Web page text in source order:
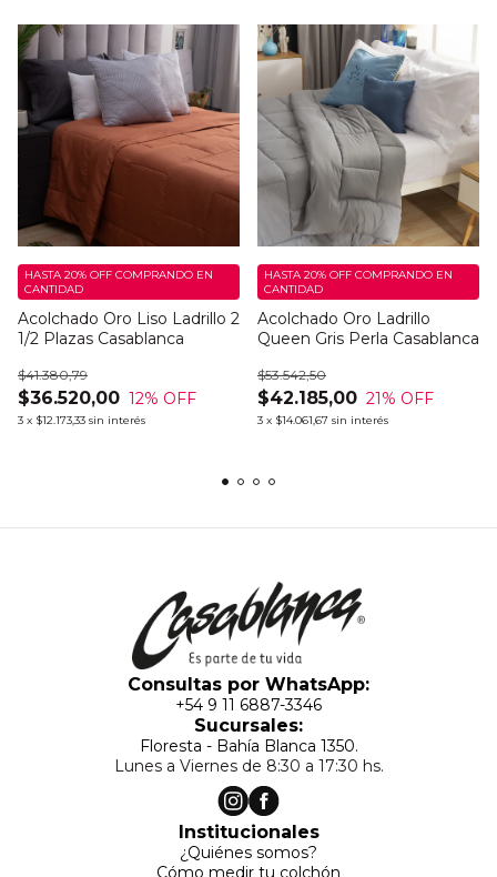
Acolchado Oro Liso Ladrillo 2
1/2 Plazas Casablanca
$36.520,00
$41.380,79
12% OFF
3 x $12.173,33 sin interés
HASTA 20% OFF COMPRANDO EN
CANTIDAD
Acolchado Oro Ladrillo
Queen Gris Perla Casablanca
$42.185,00
$53.542,50
21% OFF
3 x $14.061,67 sin interés
HASTA 20% OFF COMPRANDO EN
CANTIDAD
Consultas por WhatsApp:
+54 9 11 6887-3346
Sucursales:
Floresta - Bahía Blanca 1350.
Lunes a Viernes de 8:30 a 17:30 hs.
Institucionales
¿Quiénes somos?
Cómo medir tu colchón